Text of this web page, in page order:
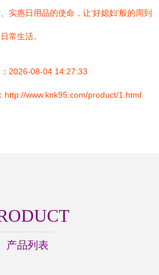
实惠日用品的使命，让‘好媳妇’般的周到
常生活。
2026-08-04 14:27:33
http://www.knk95.com/product/1.html
产品列表